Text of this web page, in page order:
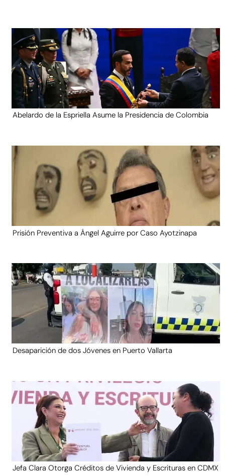
Abelardo de la Espriella Asume la Presidencia de Colombia
Prisión Preventiva a Ángel Aguirre por Caso Ayotzinapa
Desaparición de dos Jóvenes en Puerto Vallarta
Jefa Clara Otorga Créditos de Vivienda y Escrituras en CDMX